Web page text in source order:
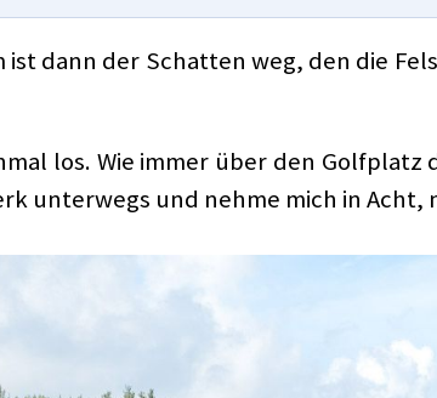
dann der Schatten weg, den die
los. Wie immer über den
unterwegs und nehme mich in Acht,